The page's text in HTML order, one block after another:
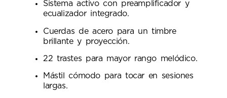
Sistema activo con preamplificador y
ecualizador integrado.
Cuerdas de acero para un timbre
brillante y proyección.
22 trastes para mayor rango melódico.
Mástil cómodo para tocar en sesiones
largas.